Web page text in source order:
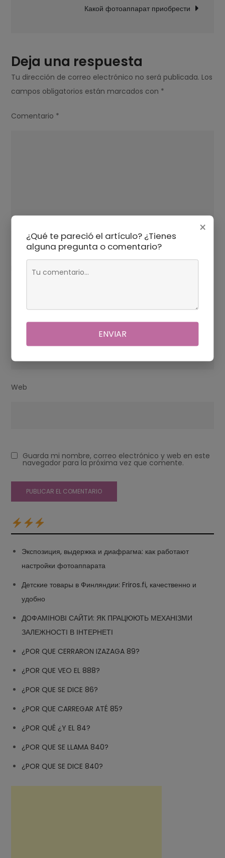
фотографа
Какой фотоаппарат приобрести
Deja una respuesta
Tu dirección de correo electrónico no será publicada. Los
campos obligatorios están marcados con *
Comentario *
Nombre *
Web
Guarda mi nombre, correo electrónico y web en este
navegador para la próxima vez que comente.
Экспозиция, выдержка и диафрагма: как работают
настройки фотоаппарата
Детские товары в Финляндии: Friros.fi, качественно и
удобно
ДОФАМІНОВІ САЙТИ: ЯК ПРАЦЮЮТЬ МЕХАНІЗМИ
ЗАЛЕЖНОСТІ В ІНТЕРНЕТІ
¿POR QUE CERRARON IZAZAGA 89?
¿POR QUE VEO EL 888?
¿POR QUE SE DICE 86?
¿POR QUE CARREGAR ATÉ 85?
¿POR QUÉ ¿Y EL 84?
¿POR QUE SE LLAMA 840?
¿POR QUE SE DICE 840?
×
¿Qué te pareció el artículo? ¿Tienes
alguna pregunta o comentario?
ENVIAR